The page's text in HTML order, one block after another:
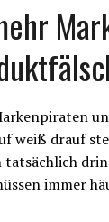
weiß drauf
tatsächlich drin
immer